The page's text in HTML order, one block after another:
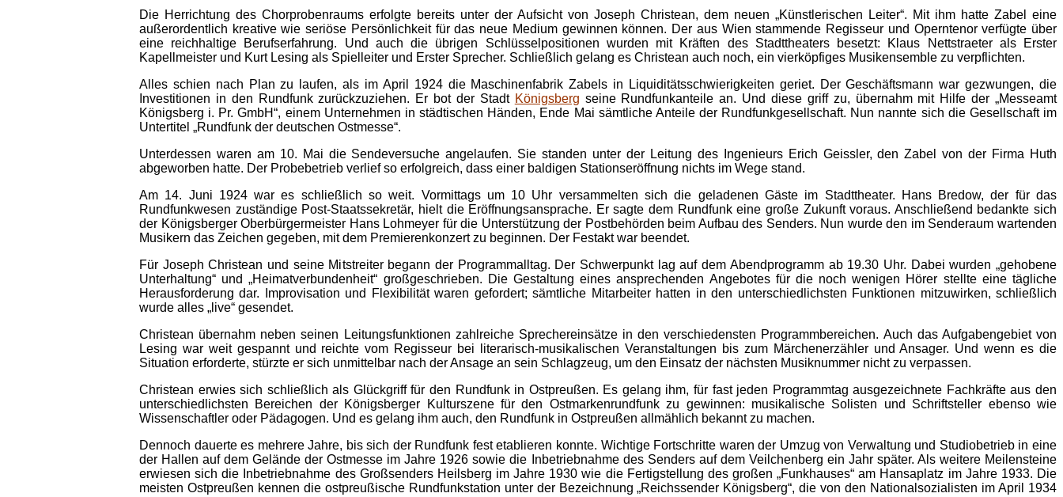
Die Herrichtung des Chorprobenraums erfolgte bereits unter der Aufsicht von Joseph Christean, dem neuen „Künstlerischen Leiter“. Mit ihm hatte Zabel eine
außerordentlich kreative wie seriöse Persönlichkeit für das neue Medium gewinnen können. Der aus Wien stammende Regisseur und Operntenor verfügte über
eine reichhaltige Berufserfahrung. Und auch die übrigen Schlüsselpositionen wurden mit Kräften des Stadttheaters besetzt: Klaus Nettstraeter als Erster
Kapellmeister und Kurt Lesing als Spielleiter und Erster Sprecher. Schließlich gelang es Christean auch noch, ein vierköpfiges Musikensemble zu verpflichten.
Alles schien nach Plan zu laufen, als im April 1924 die Maschinenfabrik Zabels in Liquiditätsschwierigkeiten geriet. Der Geschäftsmann war gezwungen, die
Investitionen in den Rundfunk zurückzuziehen. Er bot der Stadt Königsberg seine Rundfunkanteile an. Und diese griff zu, übernahm mit Hilfe der „Messeamt
Königsberg i. Pr. GmbH“, einem Unternehmen in städtischen Händen, Ende Mai sämtliche Anteile der Rundfunkgesellschaft. Nun nannte sich die Gesellschaft im
Untertitel „Rundfunk der deutschen Ostmesse“.
Unterdessen waren am 10. Mai die Sendeversuche angelaufen. Sie standen unter der Leitung des Ingenieurs Erich Geissler, den Zabel von der Firma Huth
abgeworben hatte. Der Probebetrieb verlief so erfolgreich, dass einer baldigen Stationseröffnung nichts im Wege stand.
Am 14. Juni 1924 war es schließlich so weit. Vormittags um 10 Uhr versammelten sich die geladenen Gäste im Stadttheater. Hans Bredow, der für das
Rundfunkwesen zuständige Post-Staatssekretär, hielt die Eröffnungsansprache. Er sagte dem Rundfunk eine große Zukunft voraus. Anschließend bedankte sich
der Königsberger Oberbürgermeister Hans Lohmeyer für die Unterstützung der Postbehörden beim Aufbau des Senders. Nun wurde den im Senderaum wartenden
Musikern das Zeichen gegeben, mit dem Premierenkonzert zu beginnen. Der Festakt war beendet.
Für Joseph Christean und seine Mitstreiter begann der Programmalltag. Der Schwerpunkt lag auf dem Abendprogramm ab 19.30 Uhr. Dabei wurden „gehobene
Unterhaltung“ und „Heimatverbundenheit“ großgeschrieben. Die Gestaltung eines ansprechenden Angebotes für die noch wenigen Hörer stellte eine tägliche
Herausforderung dar. Improvisation und Flexibilität waren gefordert; sämtliche Mitarbeiter hatten in den unterschiedlichsten Funktionen mitzuwirken, schließlich
wurde alles „live“ gesendet.
Christean übernahm neben seinen Leitungsfunktionen zahlreiche Sprechereinsätze in den verschiedensten Programmberei­chen. Auch das Aufgabengebiet von
Lesing war weit gespannt und reichte vom Regisseur bei literarisch-musikalischen Veranstaltungen bis zum Märchenerzähler und Ansager. Und wenn es die
Situation erforderte, stürzte er sich unmittelbar nach der Ansage an sein Schlagzeug, um den Einsatz der nächsten Musiknummer nicht zu verpassen.
Christean erwies sich schließlich als Glückgriff für den Rundfunk in Ostpreußen. Es gelang ihm, für fast jeden Programmtag ausgezeichnete Fachkräfte aus den
unterschiedlichsten Bereichen der Königsberger Kulturszene für den Ostmarkenrundfunk zu gewinnen: musikalische Solisten und Schriftsteller ebenso wie
Wissenschaftler oder Pädagogen. Und es gelang ihm auch, den Rundfunk in Ostpreußen allmählich bekannt zu machen.
Dennoch dauerte es mehrere Jahre, bis sich der Rundfunk fest etablieren konnte. Wichtige Fortschritte waren der Umzug von Verwaltung und Studiobetrieb in eine
der Hallen auf dem Gelände der Ostmesse im Jahre 1926 sowie die Inbetriebnahme des Senders auf dem Veilchenberg ein Jahr später. Als weitere Meilensteine
erwiesen sich die Inbetriebnahme des Großsenders Heilsberg im Jahre 1930 wie die Fertigstellung des großen „Funkhauses“ am Hansaplatz im Jahre 1933. Die
meisten Ostpreußen kennen die ostpreußische Rundfunkstation unter der Bezeichnung „Reichssender Königsberg“, die von den Nationalsozialisten im April 1934